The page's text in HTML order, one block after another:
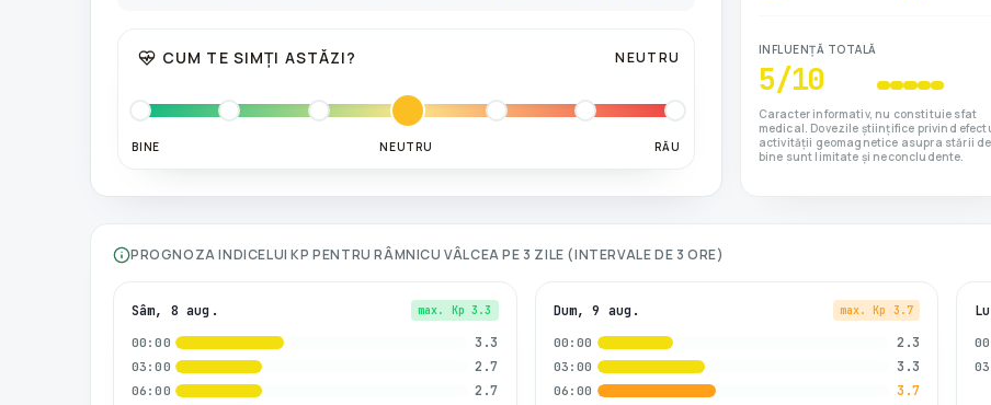
CUM TE SIMȚI ASTĂZI? NEUTRU
BINE NEUTRU RĂU
INFLUENȚĂ TOTALĂ
5/10
Caracter informativ, nu constituie sfat
medical. Dovezile științifice privind
activității geomagnetice asupra stării de
bine sunt limitate și neconcludente.
PROGNOZA INDICELUI KP PENTRU RÂMNICU VÂLCEA PE 3 ZILE (INTERVALE DE 3 ORE)
Sâm, 8 aug. max. Kp 3.3
00:00 3.3
03:00 2.7
06:00 2.7
Dum, 9 aug. max. Kp 3.7
00:00 2.3
03:00 3.3
06:00 3.7